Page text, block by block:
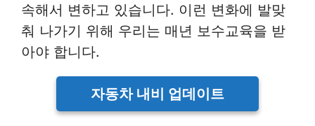
속해서 변하고 있습니다. 이런 변화에 발맞
춰 나가기 위해 우리는 매년 보수교육을 받
아야 합니다.
자동차 내비 업데이트